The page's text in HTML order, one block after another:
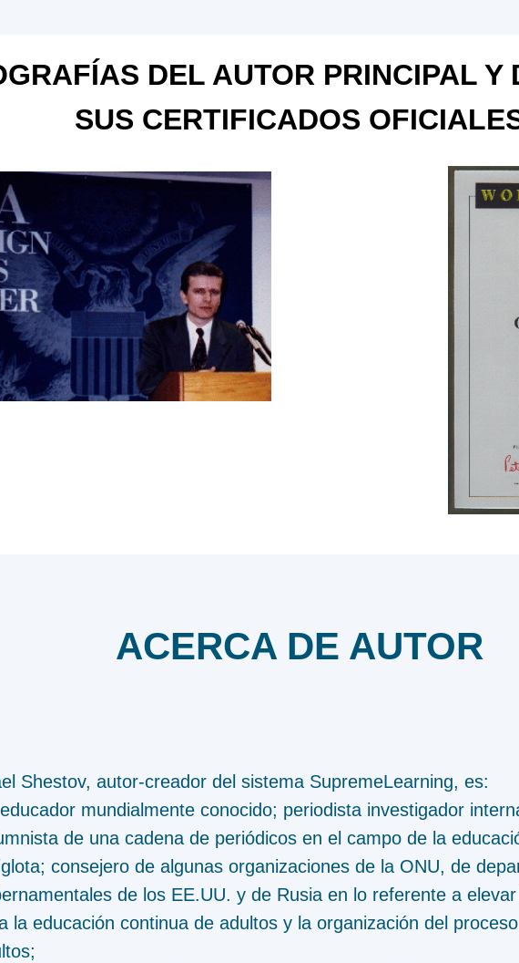
Tilda
DEL AUTOR PRINCIPAL Y
SUS CERTIFICADOS
ACERCA DE AUTOR
Shestov, autor-creador del sistema SupremeLearning, es:
mundialmente conocido; periodista investigador
de una cadena de periódicos en el campo de la
consejero de algunas organizaciones de la ONU, de
de los EE.UU. y de Rusia en lo referente a
la educación continua de adultos y la organización del